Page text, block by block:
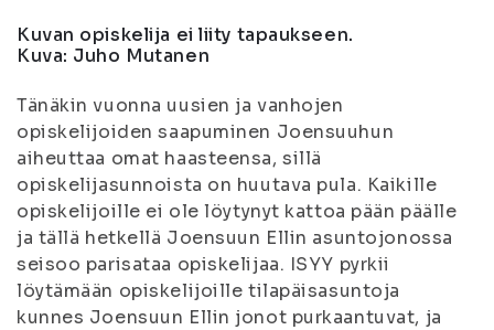
Kuvan opiskelija ei liity tapaukseen.
Kuva: Juho Mutanen
Tänäkin vuonna uusien ja vanhojen
opiskelijoiden saapuminen Joensuuhun
aiheuttaa omat haasteensa, sillä
opiskelijasunnoista on huutava pula. Kaikille
opiskelijoille ei ole löytynyt kattoa pään päälle
ja tällä hetkellä Joensuun Ellin asuntojonossa
seisoo parisataa opiskelijaa. ISYY pyrkii
löytämään opiskelijoille tilapäisasuntoja
kunnes Joensuun Ellin jonot purkaantuvat, ja